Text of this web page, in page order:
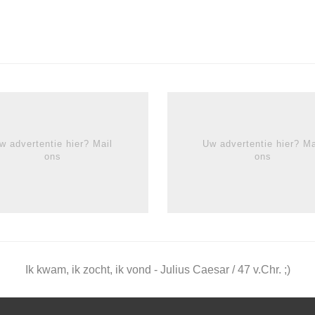
advertentie hier? Mail
ons
Uw advertentie hier?
ons
Ik kwam, ik zocht, ik vond - Julius Caesar / 47 v.Chr. ;)